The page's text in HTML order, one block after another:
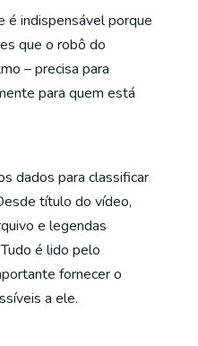
é indispensável porque
que o robô do
– precisa para
para quem está
dados para classificar
título do vídeo,
e legendas
é lido pelo
fornecer o
a ele.